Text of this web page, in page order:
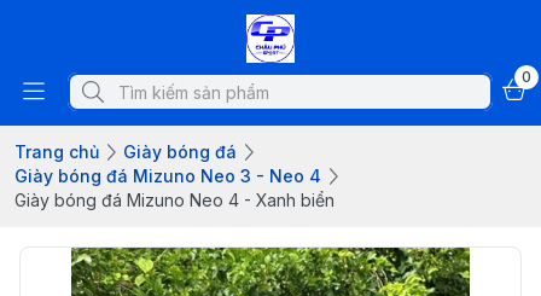
0
Trang chủ
Giày bóng đá
Giày bóng đá Mizuno Neo 3 - Neo 4
Giày bóng đá Mizuno Neo 4 - Xanh biển